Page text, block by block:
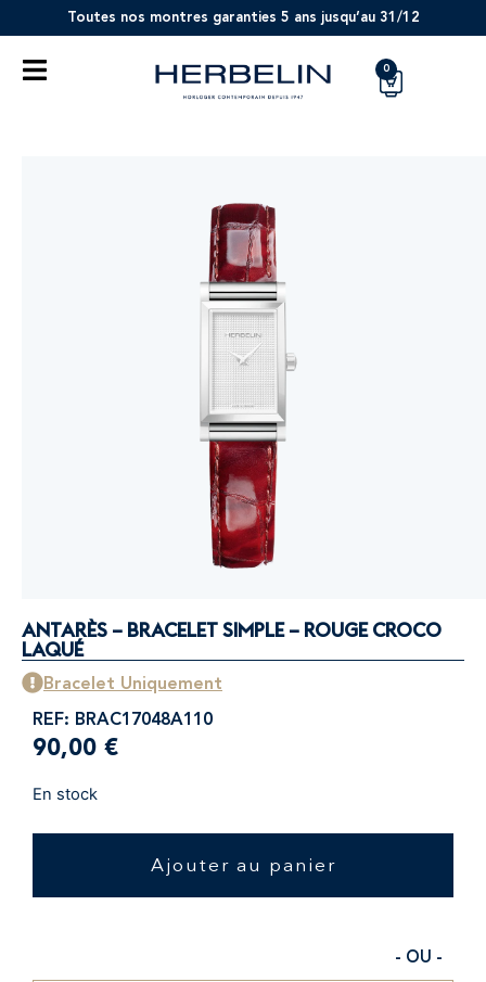
Toutes nos montres garanties 5 ans jusqu’au 31/12
0
ANTARÈS – BRACELET SIMPLE – ROUGE CROCO
LAQUÉ
Bracelet Uniquement
REF: BRAC17048A110
90,00 €
En stock
Ajouter au panier
- OU -